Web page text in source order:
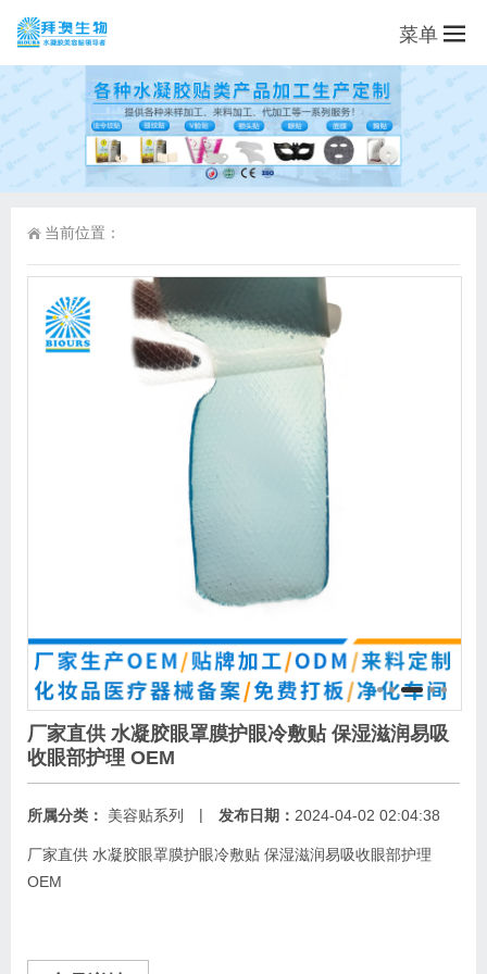
菜单
当前位置：
厂家直供 水凝胶眼罩膜护眼冷敷贴 保湿滋润易吸
收眼部护理 OEM
所属分类： 美容贴系列 | 发布日期： 2024-04-02 02:04:38
厂家直供 水凝胶眼罩膜护眼冷敷贴 保湿滋润易吸收眼部护理
OEM